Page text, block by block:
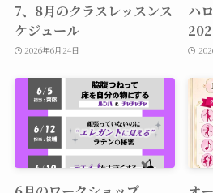
7、8月のクラスレッスンス
ケジュール
2026年6月24日
ハ